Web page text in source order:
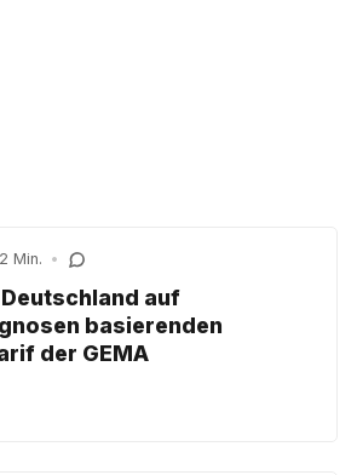
Min. •
auf
basierenden
der GEMA